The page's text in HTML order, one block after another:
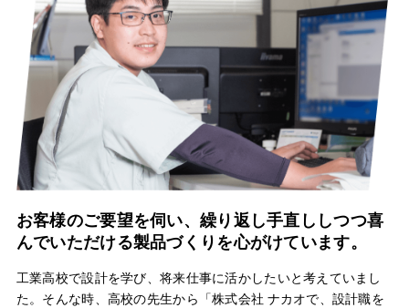
お客様のご要望を伺い、繰り返し手直ししつつ喜
んでいただける製品づくりを心がけています。
工業高校で設計を学び、将来仕事に活かしたいと考えていまし
た。そんな時、高校の先生から「株式会社 ナカオで、設計職を